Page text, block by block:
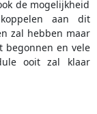
de mogelijkheid
aan dit
zal hebben maar
begonnen en vele
ooit zal klaar